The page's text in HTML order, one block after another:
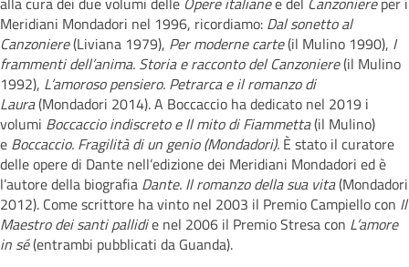
Meridiani Mondadori nel 1996, ricordiamo: Dal sonetto al
Canzoniere(Liviana 1979), Per moderne carte(il Mulino 1990), I
frammenti dell’anima. Storia e racconto del Canzoniere(il Mulino
1992), L’amoroso pensiero. Petrarca e il romanzo di
Laura(Mondadori 2014). A Boccaccio ha dedicato nel 2019 i
volumi Boccaccio indiscreto e Il mito di Fiammetta(il Mulino)
e Boccaccio. Fragilità di un genio (Mondadori). È stato il curatore
delle opere di Dante nell’edizione dei Meridiani Mondadori ed è
l’autore della biografia Dante. Il romanzo della sua vita(Mondadori
2012). Come scrittore ha vinto nel 2003 il Premio Campiello con Il
Maestro dei santi pallidie nel 2006 il Premio Stresa con L’amore
in sé(entrambi pubblicati da Guanda).